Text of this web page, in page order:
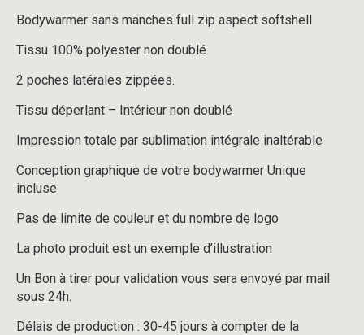
Bodywarmer sans manches full zip aspect softshell
Tissu 100% polyester non doublé
2 poches latérales zippées.
Tissu déperlant – Intérieur non doublé
Impression totale par sublimation intégrale inaltérable
Conception graphique de votre bodywarmer Unique
incluse
Pas de limite de couleur et du nombre de logo
La photo produit est un exemple d’illustration
Un Bon à tirer pour validation vous sera envoyé par mail
sous 24h.
Délais de production : 30-45 jours à compter de la